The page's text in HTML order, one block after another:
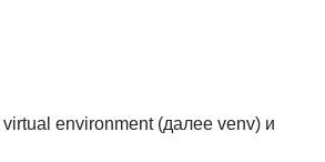
environment (далее venv) и